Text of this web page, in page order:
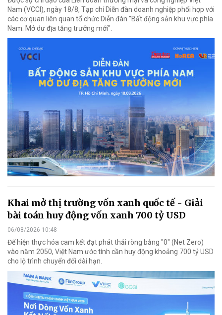
Nam (VCCI), ngày 18/8, Tạp chí Diễn đàn doanh nghiệp phối hợp với
các cơ quan liên quan tổ chức Diễn đàn "Bất động sản khu vực phía
Nam: Mở dư địa tăng trưởng mới".
Khai mở thị trường vốn xanh quốc tế - Giải
bài toán huy động vốn xanh 700 tỷ USD
06/08/2026 10:48
Để hiện thực hóa cam kết đạt phát thải ròng bằng "0" (Net Zero)
vào năm 2050, Việt Nam ước tính cần huy động khoảng 700 tỷ USD
cho lộ trình chuyển đổi dài hạn.